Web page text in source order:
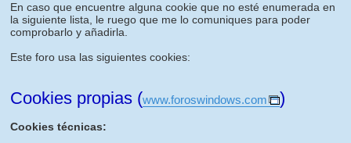
En caso que encuentre alguna cookie que no esté enumerada en
la siguiente lista, le ruego que me lo comuniques para poder
comprobarlo y añadirla.
Este foro usa las siguientes cookies:
Cookies propias (www.foroswindows.com )
Cookies técnicas: